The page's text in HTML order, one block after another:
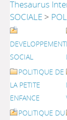
Thesaurus
SOCIALE >
DEVELOPPEMENT
SOCIAL
POLITIQUE DE
LA PETITE
ENFANCE
POLITIQUE DU